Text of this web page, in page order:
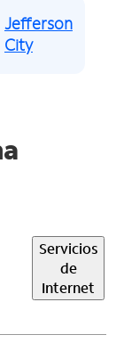
Jefferson
City
Servicios
de
Internet